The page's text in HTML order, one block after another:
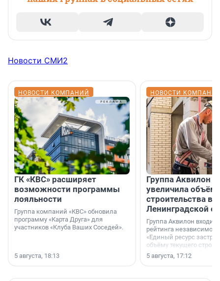
Новости СМИ2
НОВОСТИ КОМПАНИЙ
ГК «КВС» расширяет
возможности программы
лояльности
Группа компаний «КВС» обновила
программу «Карта Друга» для
участников «Клуба Ваших Соседей».
5 августа, 18:13
НОВОСТИ
Группа Аквилон
увеличила объём
строительства в
Ленинградской
Группа Аквилон входит
рейтинга независимого
«Единый ресурс
объёму текущего
Ленинградской
время компания
185 429 кв. метров
больше, чем в 1
5 августа, 17:12